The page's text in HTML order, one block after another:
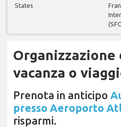
States
Organizzazione
vacanza o
Prenota in anticipo
presso Aeroporto
risparmi.